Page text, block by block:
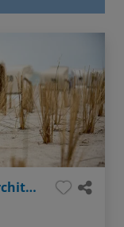
Kreative Fotografie zwischen Architektur, Landschaft und Strandleben